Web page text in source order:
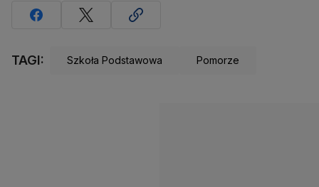
TAGI: Szkoła Podstawowa Pomorze